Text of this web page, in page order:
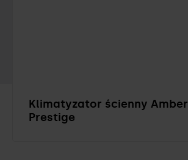
Klimatyzator ścienny Amber
Prestige